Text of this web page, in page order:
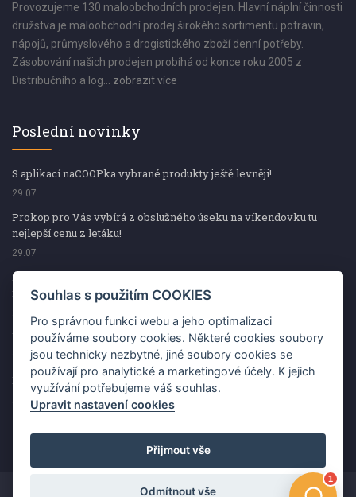
Provozujeme 130 maloobchodních prodejen. Hlavní náplní činnosti
družstva je maloobchodní prodej širokého sortimentu potravin,
nápojů, průmyslového a drogistického zboží denní potřeby.
Zásobování našich prodejen probíhá od konce roku 2005 z
Distribučního a log... zobrazit více
Poslední novinky
S aplikací naCOOPka vybrané produkty ještě levněji!
29.07
Prokop pro Vás vybírá z obslužného úseku na víkendovku tu
nejlepší cenu z letáku!
29.07
Prokop pro Vás vybírá z obslužného úseku na víkendovku tu
nejlepší cenu z letáku!
Kup špekáčky od Váhaly a vyhraj s naCOOPkou sekerku Fiskars
29.07
Prokop pro Vás vybírá na víkendovku ty nejlepší ceny z letáku!
29.07
Souhlas s použitím COOKIES
Pro správnou funkci webu a jeho optimalizaci
používáme soubory cookies. Některé cookies soubory
jsou technicky nezbytné, jiné soubory cookies se
používají pro analytické a marketingové účely. K jejich
využívání potřebujeme váš souhlas.
Upravit nastavení cookies
Přijmout vše
Odmítnout vše